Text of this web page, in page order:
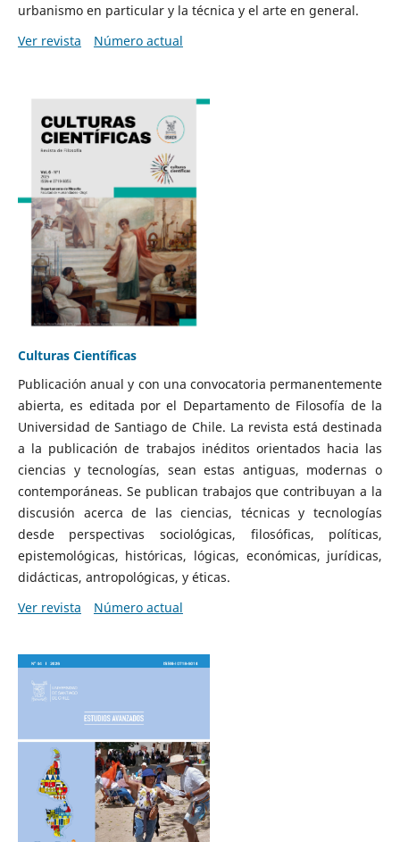
urbanismo en particular y la técnica y el arte en general.
Ver revista
Número actual
Culturas Científicas
Publicación anual y con una convocatoria permanentemente
abierta, es editada por el Departamento de Filosofía de la
Universidad de Santiago de Chile. La revista está destinada
a la publicación de trabajos inéditos orientados hacia las
ciencias y tecnologías, sean estas antiguas, modernas o
contemporáneas. Se publican trabajos que contribuyan a la
discusión acerca de las ciencias, técnicas y tecnologías
desde perspectivas sociológicas, filosóficas, políticas,
epistemológicas, históricas, lógicas, económicas, jurídicas,
didácticas, antropológicas, y éticas.
Ver revista
Número actual